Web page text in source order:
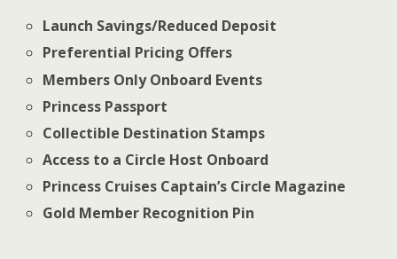
Launch Savings/Reduced Deposit
Preferential Pricing Offers
Members Only Onboard Events
Princess Passport
Collectible Destination Stamps
Access to a Circle Host Onboard
Princess Cruises Captain’s Circle Magazine
Gold Member Recognition Pin